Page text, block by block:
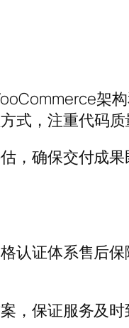
架
式，注重代码
，确保交付成
认证体系售后
，保证服务及